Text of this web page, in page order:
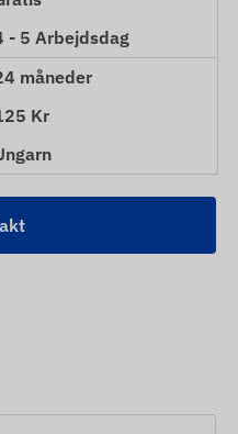
- 5 Arbejdsdag
måneder
Kr